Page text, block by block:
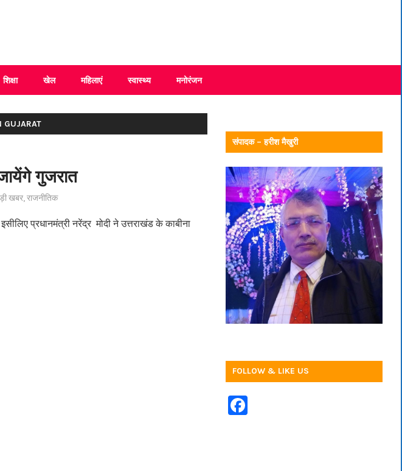
शिक्षा खेल महिलाएं स्वास्थ्य मनोरंजन
GUJARAT
गुजरात
खबर,राजनीतिक
प्रधानमंत्री नरेंद्र मोदी ने उत्तराखंड के काबीना
संपादक – हरीश मैखुरी
FOLLOW & LIKE US
F